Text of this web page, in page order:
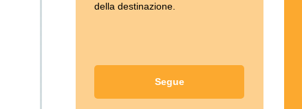
della destinazione.
Segue